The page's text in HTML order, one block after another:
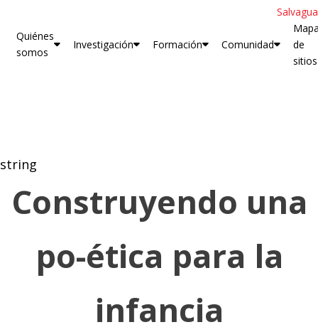
Quiénes
somos
Investigación Formación Comunidad
de
sitios
string
Construyendo una
po-ética para la
infancia